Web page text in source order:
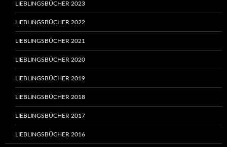
LIEBLINGSBÜCHER 2023
LIEBLINGSBÜCHER 2022
LIEBLINGSBÜCHER 2021
LIEBLINGSBÜCHER 2020
LIEBLINGSBÜCHER 2019
LIEBLINGSBÜCHER 2018
LIEBLINGSBÜCHER 2017
LIEBLINGSBÜCHER 2016